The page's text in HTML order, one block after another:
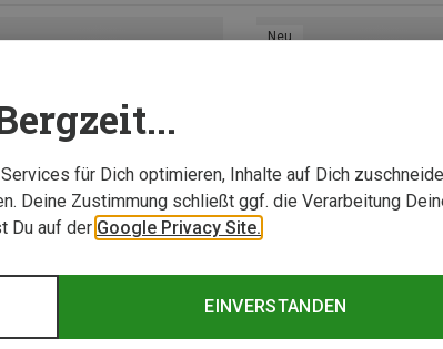
Neu
für Dich optimieren, Inhalte auf Dich
Deine Zustimmung schließt ggf. die Verarbeitung
Du auf der Google Privacy Site.
EINVERSTANDEN